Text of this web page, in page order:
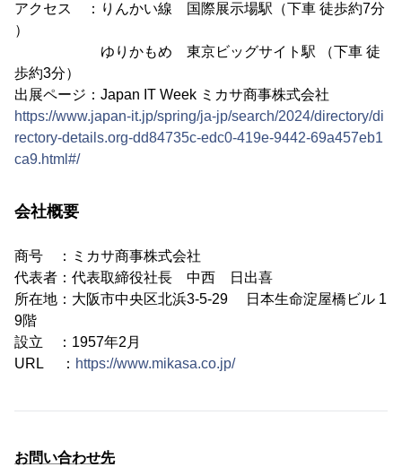
アクセス ：りんかい線 国際展示場駅（下車 徒歩約7分
）
ゆりかもめ 東京ビッグサイト駅 （下車 徒
歩約3分）
出展ページ：Japan IT Week ミカサ商事株式会社
https://www.japan-it.jp/spring/ja-jp/search/2024/directory/di
rectory-details.org-dd84735c-edc0-419e-9442-69a457eb1
ca9.html#/
会社概要
商号 ：ミカサ商事株式会社
代表者：代表取締役社長 中西 日出喜
所在地：大阪市中央区北浜3-5-29 日本生命淀屋橋ビル 1
9階
設立 ：1957年2月
URL ： https://www.mikasa.co.jp/
お問い合わせ先